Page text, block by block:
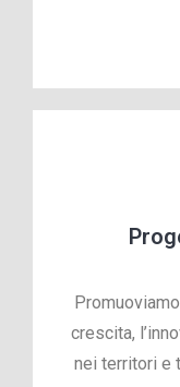
crescita,
nei territori e